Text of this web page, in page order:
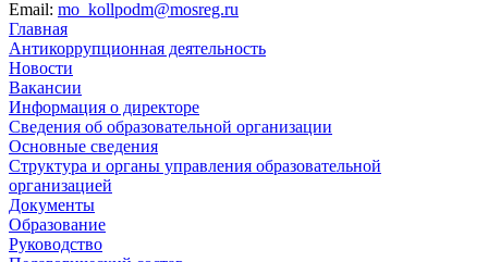
Email: mo_kollpodm@mosreg.ru
Главная
Антикоррупционная деятельность
Новости
Вакансии
Информация о директоре
Сведения об образовательной организации
Основные сведения
Структура и органы управления образовательной
организацией
Документы
Образование
Руководство